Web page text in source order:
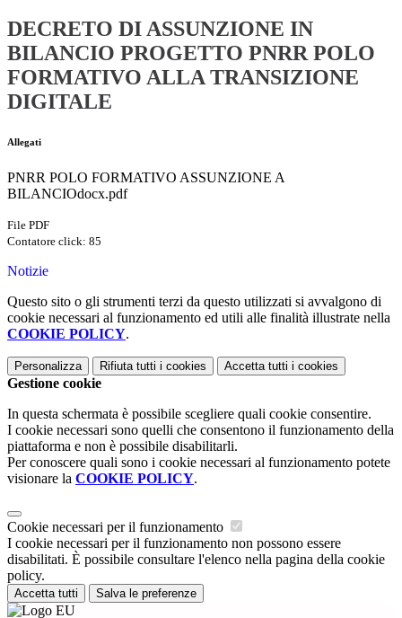
DECRETO DI ASSUNZIONE IN
BILANCIO PROGETTO PNRR POLO
FORMATIVO ALLA TRANSIZIONE
DIGITALE
Allegati
PNRR POLO FORMATIVO ASSUNZIONE A
BILANCIOdocx.pdf
File PDF
Contatore click: 85
Notizie
Questo sito o gli strumenti terzi da questo utilizzati si avvalgono di
cookie necessari al funzionamento ed utili alle finalità illustrate nella
COOKIE POLICY.
Personalizza Rifiuta tutti i cookies Accetta tutti i cookies
Gestione cookie
In questa schermata è possibile scegliere quali cookie consentire.
I cookie necessari sono quelli che consentono il funzionamento della
piattaforma e non è possibile disabilitarli.
Per conoscere quali sono i cookie necessari al funzionamento potete
visionare la COOKIE POLICY.
Cookie necessari per il funzionamento
I cookie necessari per il funzionamento non possono essere
disabilitati. È possibile consultare l'elenco nella pagina della cookie
policy.
Accetta tutti Salva le preferenze